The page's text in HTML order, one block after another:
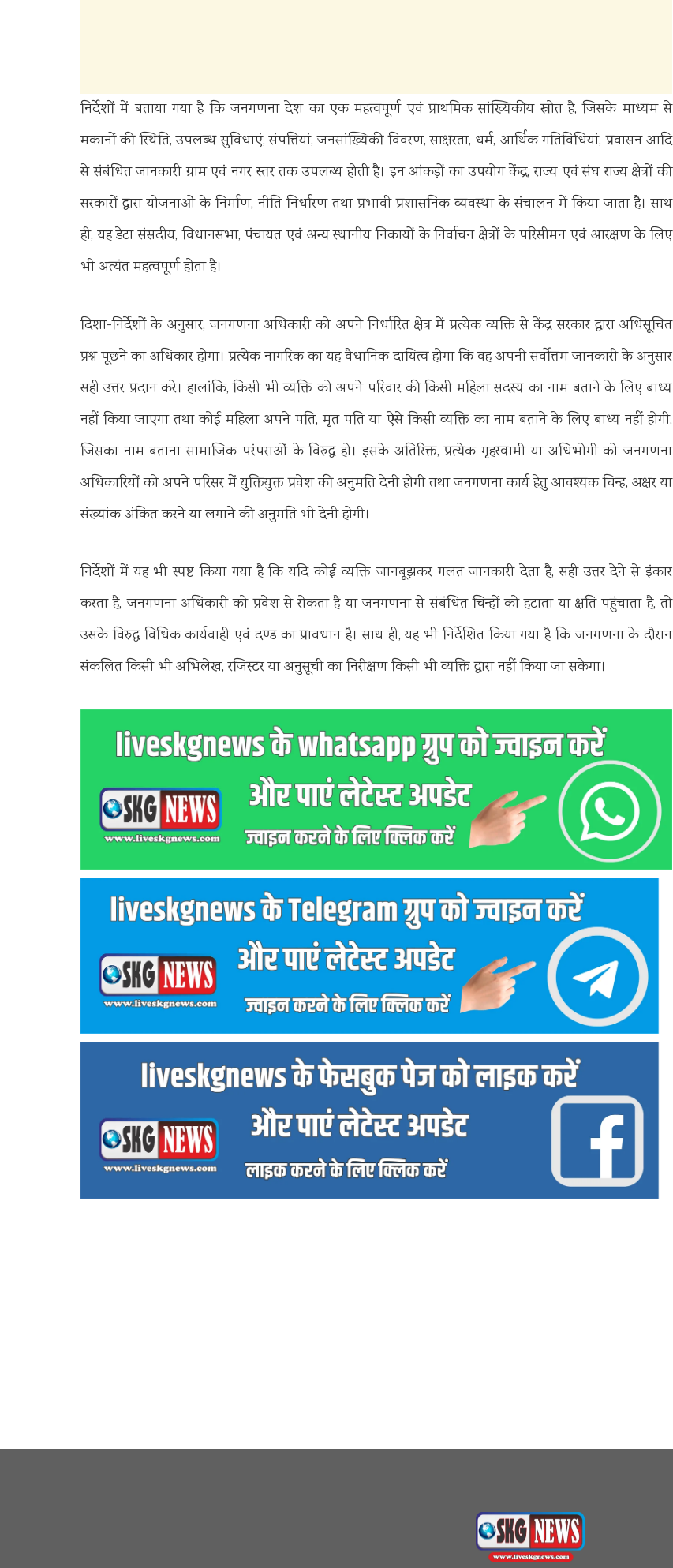
निर्देशों में बताया गया है कि जनगणना देश का एक महत्वपूर्ण एवं प्राथमिक सांख्यिकीय स्रोत है, जिसके माध्यम से
मकानों की स्थिति, उपलब्ध सुविधाएं, संपत्तियां, जनसांख्यिकी विवरण, साक्षरता, धर्म, आर्थिक गतिविधियां, प्रवासन आदि
से संबंधित जानकारी ग्राम एवं नगर स्तर तक उपलब्ध होती है। इन आंकड़ों का उपयोग केंद्र, राज्य एवं संघ राज्य क्षेत्रों की
सरकारों द्वारा योजनाओं के निर्माण, नीति निर्धारण तथा प्रभावी प्रशासनिक व्यवस्था के संचालन में किया जाता है। साथ
ही, यह डेटा संसदीय, विधानसभा, पंचायत एवं अन्य स्थानीय निकायों के निर्वाचन क्षेत्रों के परिसीमन एवं आरक्षण के लिए
भी अत्यंत महत्वपूर्ण होता है।
दिशा-निर्देशों के अनुसार, जनगणना अधिकारी को अपने निर्धारित क्षेत्र में प्रत्येक व्यक्ति से केंद्र सरकार द्वारा अधिसूचित
प्रश्न पूछने का अधिकार होगा। प्रत्येक नागरिक का यह वैधानिक दायित्व होगा कि वह अपनी सर्वोत्तम जानकारी के अनुसार
सही उत्तर प्रदान करे। हालांकि, किसी भी व्यक्ति को अपने परिवार की किसी महिला सदस्य का नाम बताने के लिए बाध्य
नहीं किया जाएगा तथा कोई महिला अपने पति, मृत पति या ऐसे किसी व्यक्ति का नाम बताने के लिए बाध्य नहीं होगी,
जिसका नाम बताना सामाजिक परंपराओं के विरुद्ध हो। इसके अतिरिक्त, प्रत्येक गृहस्वामी या अधिभोगी को जनगणना
अधिकारियों को अपने परिसर में युक्तियुक्त प्रवेश की अनुमति देनी होगी तथा जनगणना कार्य हेतु आवश्यक चिन्ह, अक्षर या
संख्यांक अंकित करने या लगाने की अनुमति भी देनी होगी।
निर्देशों में यह भी स्पष्ट किया गया है कि यदि कोई व्यक्ति जानबूझकर गलत जानकारी देता है, सही उत्तर देने से इंकार
करता है, जनगणना अधिकारी को प्रवेश से रोकता है या जनगणना से संबंधित चिन्हों को हटाता या क्षति पहुंचाता है, तो
उसके विरुद्ध विधिक कार्यवाही एवं दण्ड का प्रावधान है। साथ ही, यह भी निर्देशित किया गया है कि जनगणना के दौरान
संकलित किसी भी अभिलेख, रजिस्टर या अनुसूची का निरीक्षण किसी भी व्यक्ति द्वारा नहीं किया जा सकेगा।